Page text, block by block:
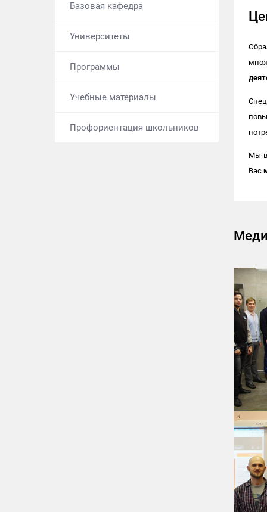
Базовая кафедра
Университеты
Программы
Учебные материалы
Профориентация школьников
Мы
Вас